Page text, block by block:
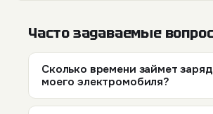
Часто задаваемые
Сколько времени займет
моего электромобиля?